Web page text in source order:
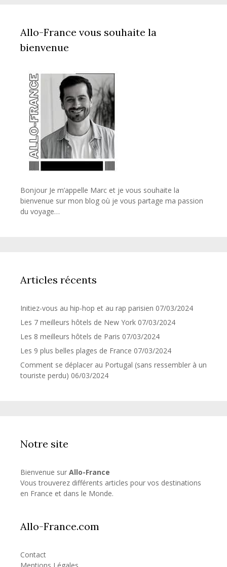
Allo-France vous souhaite la
bienvenue
Bonjour Je m’appelle Marc et je vous souhaite la
bienvenue sur mon blog où je vous partage ma passion
du voyage…
Articles récents
Initiez-vous au hip-hop et au rap parisien 07/03/2024
Les 7 meilleurs hôtels de New York 07/03/2024
Les 8 meilleurs hôtels de Paris 07/03/2024
Les 9 plus belles plages de France 07/03/2024
Comment se déplacer au Portugal (sans ressembler à un
touriste perdu) 06/03/2024
Notre site
Bienvenue sur Allo-France
Vous trouverez différents articles pour vos destinations
en France et dans le Monde.
Allo-France.com
Contact
Mentions Légales